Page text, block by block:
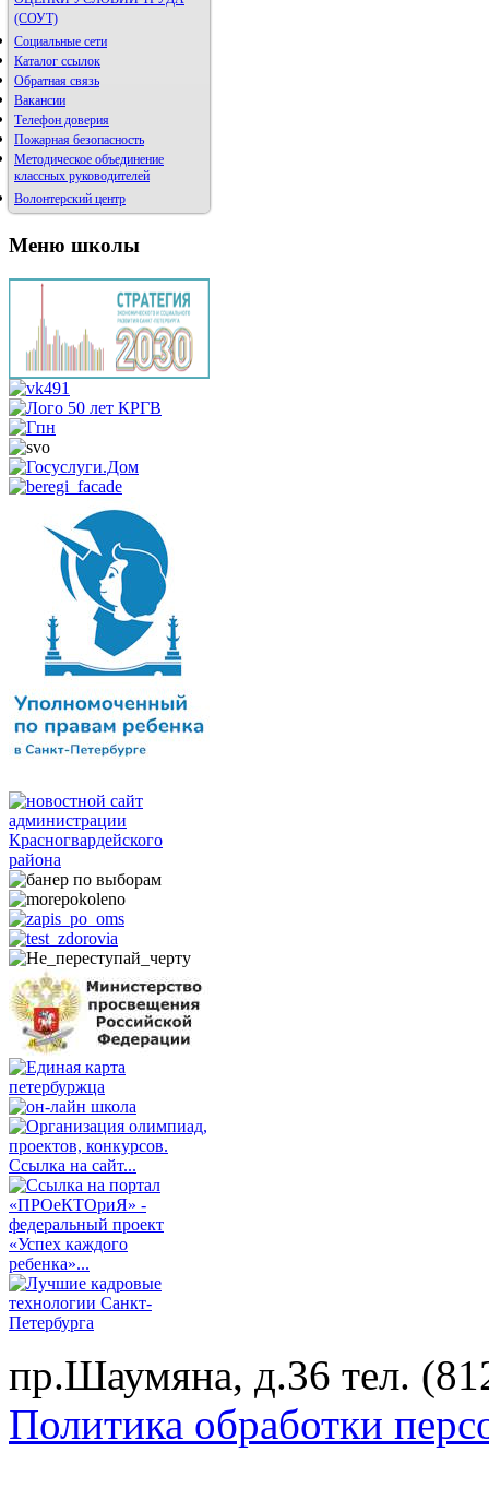
(СОУТ)
Социальные сети
Каталог ссылок
Обратная связь
Вакансии
Телефон доверия
Пожарная безопасность
Методическое объединение
классных руководителей
Волонтерский центр
Меню школы
пр.Шаумяна, д.36 тел.
Политика обработки